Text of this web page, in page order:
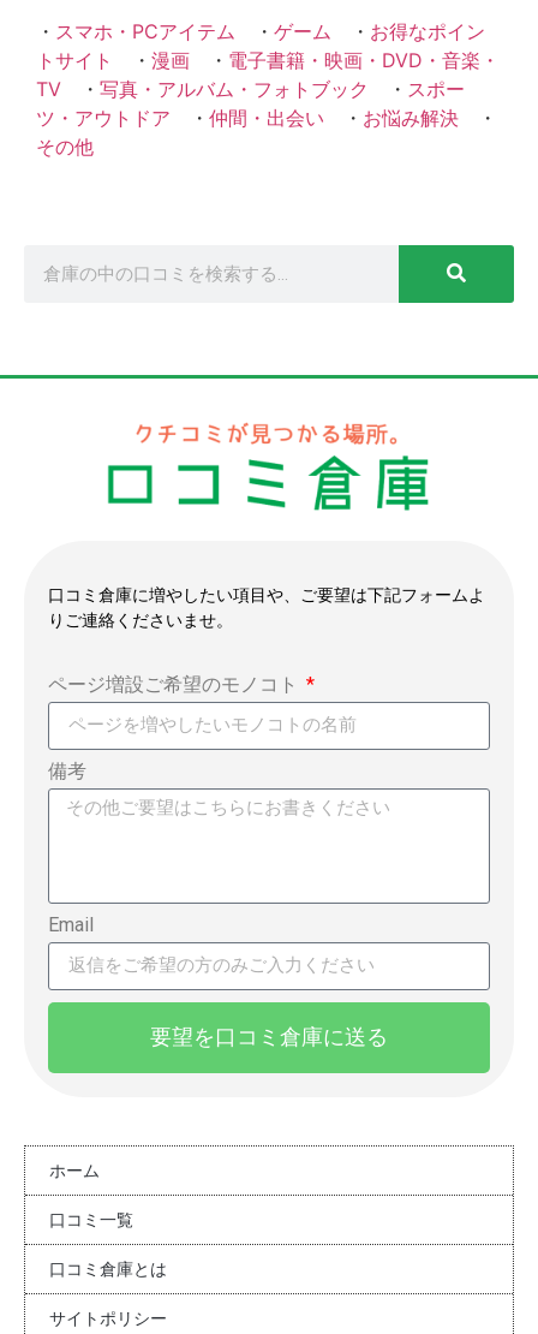
・ スマホ・PCアイテム ・ ゲーム ・ お得なポイン
トサイト
・ 漫画 ・ 電子書籍・映画・DVD・音楽・
TV ・ 写真・アルバム・フォトブック ・ スポー
ツ・アウトドア ・ 仲間・出会い ・ お悩み解決 ・
その他
口コミ倉庫に増やしたい項目や、ご要望は下記フォームよ
りご連絡くださいませ。
ページ増設ご希望のモノコト
備考
Email
要望を口コミ倉庫に送る
ホーム
口コミ一覧
口コミ倉庫とは
サイトポリシー